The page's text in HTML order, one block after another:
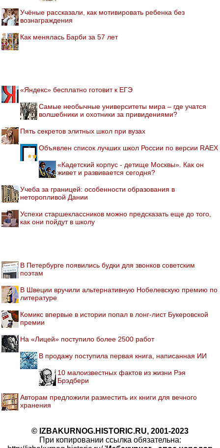
Учёные рассказали, как мотивировать ребенка без
вознаграждения
Как менялась Барби за 57 лет
«Яндекс» бесплатно готовит к ЕГЭ
Самые необычные университеты мира – где учатся
волшебники и охотники за привидениями?
Пять секретов элитных школ при вузах
Объявлен список лучших школ России по версии RAEX
«Кадетский корпус - детище Москвы». Как он
живет и развивается сегодня?
Учеба за границей: особенности образования в
неторопливой Дании
Успехи старшеклассников можно предсказать еще до того,
как они пойдут в школу
В Петербурге появились будки для звонков советским
поэтам
В Швеции вручили альтернативную Нобелевскую премию по
литературе
Комикс впервые в истории попал в лонг-лист Букеровской
премии
На «Лицей» поступило более 2500 работ
В продажу поступила первая книга, написанная ИИ
10 малоизвестных фактов из жизни Рэя
Брэдбери
Авторам предложили разместить их книги для вечного
хранения
© IZBAKURNOG.HISTORIC.RU, 2001-2023
При копировании ссылка обязательна: